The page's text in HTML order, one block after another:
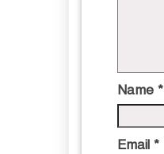
Name *
Email *